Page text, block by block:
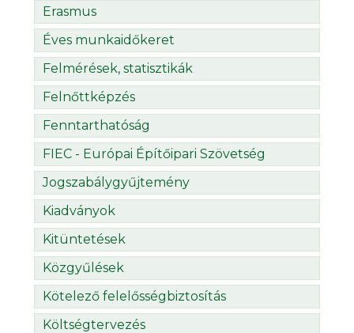
Erasmus
Éves munkaidőkeret
Felmérések, statisztikák
Felnőttképzés
Fenntarthatóság
FIEC - Európai Építőipari Szövetség
Jogszabálygyűjtemény
Kiadványok
Kitüntetések
Közgyűlések
Kötelező felelősségbiztosítás
Költségtervezés